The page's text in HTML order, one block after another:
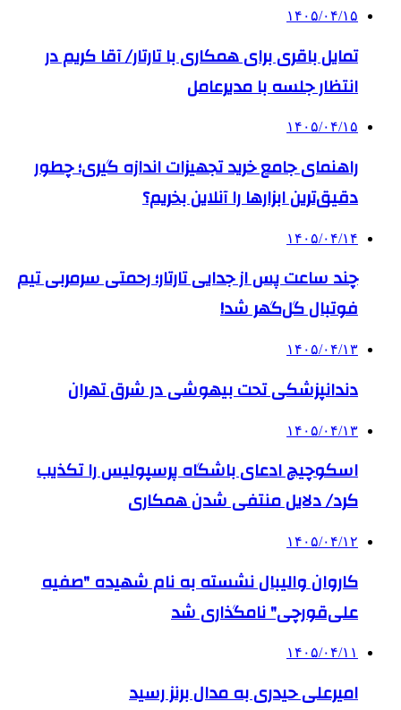
۱۴۰۵/۰۴/۱۵
تمایل باقری برای همکاری با تارتار/ آقا کریم در
انتظار جلسه با مدیرعامل
۱۴۰۵/۰۴/۱۵
راهنمای جامع خرید تجهیزات اندازه گیری؛ چطور
دقیق‌ترین ابزارها را آنلاین بخریم؟
۱۴۰۵/۰۴/۱۴
چند ساعت پس از جدایی تارتار؛ رحمتی سرمربی تیم
فوتبال گل‌گهر شد!
۱۴۰۵/۰۴/۱۳
دندانپزشکی تحت بیهوشی در شرق تهران
۱۴۰۵/۰۴/۱۳
اسکوچیچ ادعای باشگاه پرسپولیس را تکذیب
کرد/ دلایل منتفی شدن همکاری
۱۴۰۵/۰۴/۱۲
کاروان والیبال نشسته به نام شهیده "صفیه
علی‌قورچی" نامگذاری شد
۱۴۰۵/۰۴/۱۱
امیرعلی حیدری به مدال برنز رسید